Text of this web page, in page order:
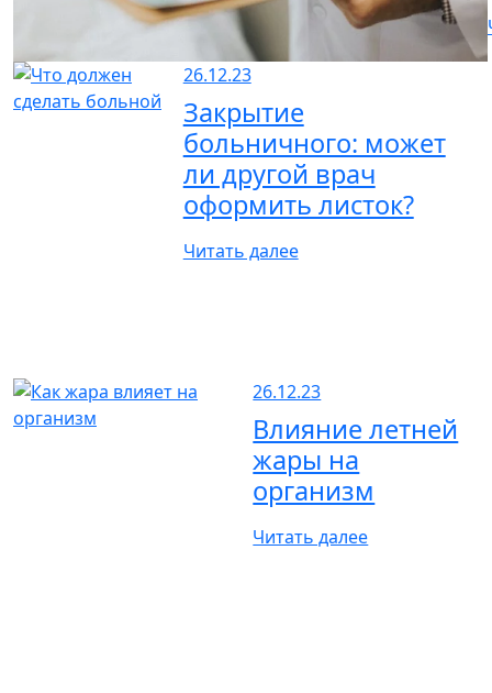
26.12.23
Закрытие
больничного: может
ли другой врач
оформить листок?
Читать далее
26.12.23
Влияние летней
жары на
организм
Читать далее